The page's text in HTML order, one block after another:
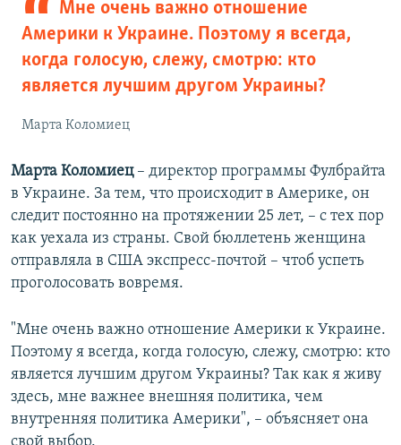
Мне очень важно отношение
Америки к Украине. Поэтому я всегда,
когда голосую, слежу, смотрю: кто
является лучшим другом Украины?
Марта Коломиец
Марта Коломиец– директор программы Фулбрайта
в Украине. За тем, что происходит в Америке, он
следит постоянно на протяжении 25 лет, – с тех пор
как уехала из страны. Свой бюллетень женщина
отправляла в США экспресс-почтой – чтоб успеть
проголосовать вовремя.
"Мне очень важно отношение Америки к Украине.
Поэтому я всегда, когда голосую, слежу, смотрю: кто
является лучшим другом Украины? Так как я живу
здесь, мне важнее внешняя политика, чем
внутренняя политика Америки", – объясняет она